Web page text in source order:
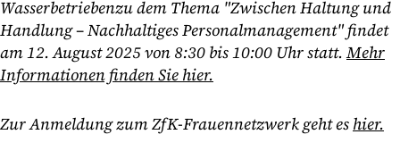
Wasserbetriebenzu dem Thema "Zwischen Haltung und
Handlung – Nachhaltiges Personalmanagement" findet
am 12.August 2025 von 8:30 bis 10:00 Uhr statt.Mehr
Informationen finden Sie hier.
Zur Anmeldung zum ZfK-Frauennetzwerk geht es hier.